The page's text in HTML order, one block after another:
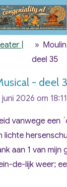
|
»
deel 35
- deel
2026 om 18:11
vanwege een
lichte
aan 1 van mijn
de-lijk weer;